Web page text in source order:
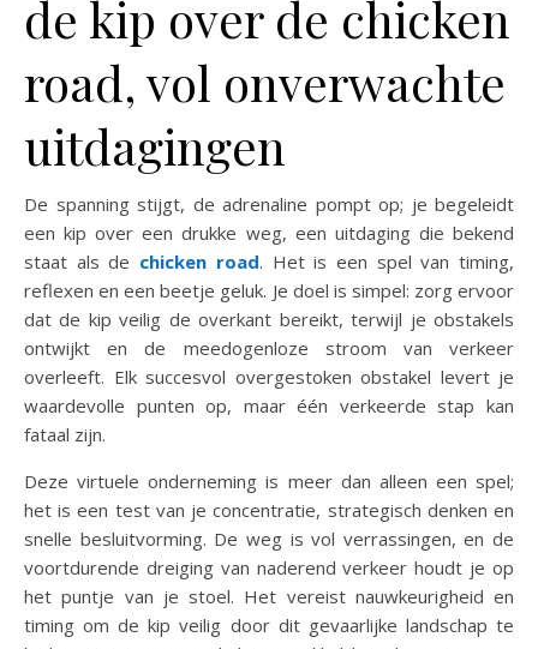
de kip over de chicken
road, vol onverwachte
uitdagingen
De spanning stijgt, de adrenaline pompt op; je begeleidt
een kip over een drukke weg, een uitdaging die bekend
staat als de chicken road. Het is een spel van timing,
reflexen en een beetje geluk. Je doel is simpel: zorg ervoor
dat de kip veilig de overkant bereikt, terwijl je obstakels
ontwijkt en de meedogenloze stroom van verkeer
overleeft. Elk succesvol overgestoken obstakel levert je
waardevolle punten op, maar één verkeerde stap kan
fataal zijn.
Deze virtuele onderneming is meer dan alleen een spel;
het is een test van je concentratie, strategisch denken en
snelle besluitvorming. De weg is vol verrassingen, en de
voortdurende dreiging van naderend verkeer houdt je op
het puntje van je stoel. Het vereist nauwkeurigheid en
timing om de kip veilig door dit gevaarlijke landschap te